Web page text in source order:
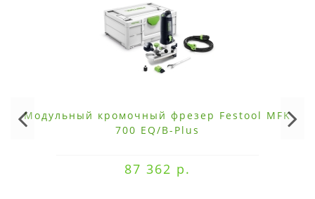
ДОБРО ПОЖАЛОВАТЬ!
Не упусти выгоду!
Подпишись и получай бонусы.
способом, включая online оплату
и беспроцентную рассрочку!
Модульный кромочный фрезер Festool MFK
700 EQ/B-Plus
87 362 р.